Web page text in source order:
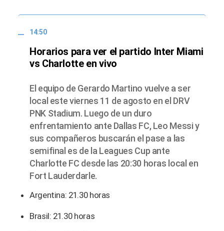
14:50
Horarios para ver el partido Inter Miami
vs Charlotte en vivo
El equipo de Gerardo Martino vuelve a ser
local este viernes 11 de agosto en el DRV
PNK Stadium. Luego de un duro
enfrentamiento ante Dallas FC, Leo Messi y
sus compañeros buscarán el pase a las
semifinal es de la Leagues Cup ante
Charlotte FC desde las 20:30 horas local en
Fort Lauderdarle.
Argentina: 21.30 horas
Brasil: 21.30 horas